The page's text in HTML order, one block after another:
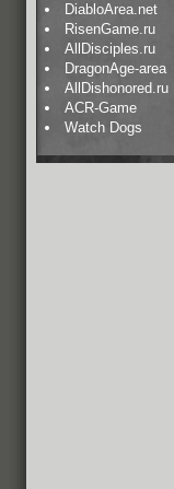
DiabloArea.net
RisenGame.ru
AllDisciples.ru
DragonAge-area
AllDishonored.ru
ACR-Game
Watch Dogs